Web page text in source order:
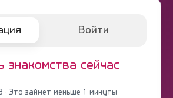
Войти
знакомства сейчас
· Это займет меньше 1 минуты